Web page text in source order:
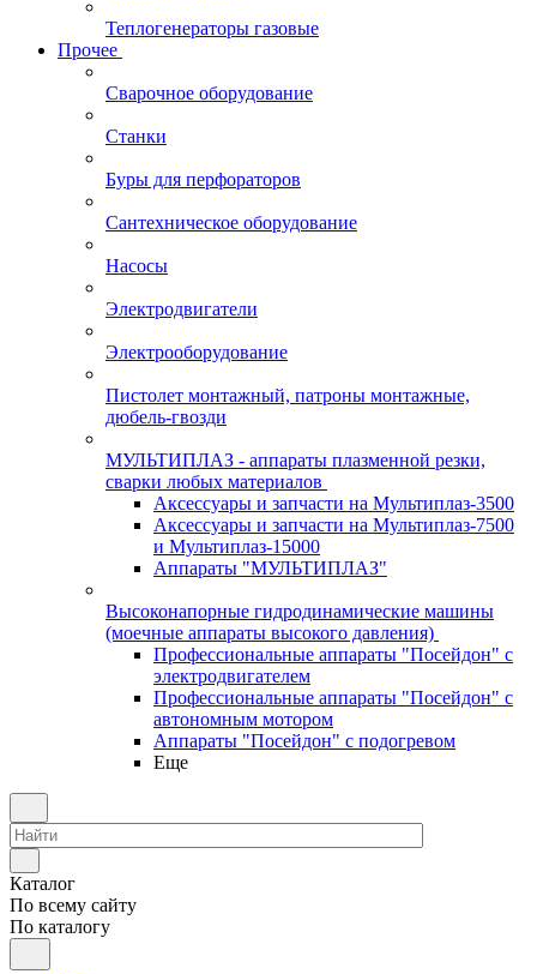
Теплогенераторы газовые
Прочее
Сварочное оборудование
Станки
Буры для перфораторов
Сантехническое оборудование
Насосы
Электродвигатели
Электрооборудование
Пистолет монтажный, патроны монтажные,
дюбель-гвозди
МУЛЬТИПЛАЗ - аппараты плазменной резки,
сварки любых материалов
Аксессуары и запчасти на Мультиплаз-3500
Аксессуары и запчасти на Мультиплаз-7500
и Мультиплаз-15000
Аппараты "МУЛЬТИПЛАЗ"
Высоконапорные гидродинамические машины
(моечные аппараты высокого давления)
Профессиональные аппараты "Посейдон" с
электродвигателем
Профессиональные аппараты "Посейдон" с
автономным мотором
Аппараты "Посейдон" с подогревом
Еще
Каталог
По всему сайту
По каталогу